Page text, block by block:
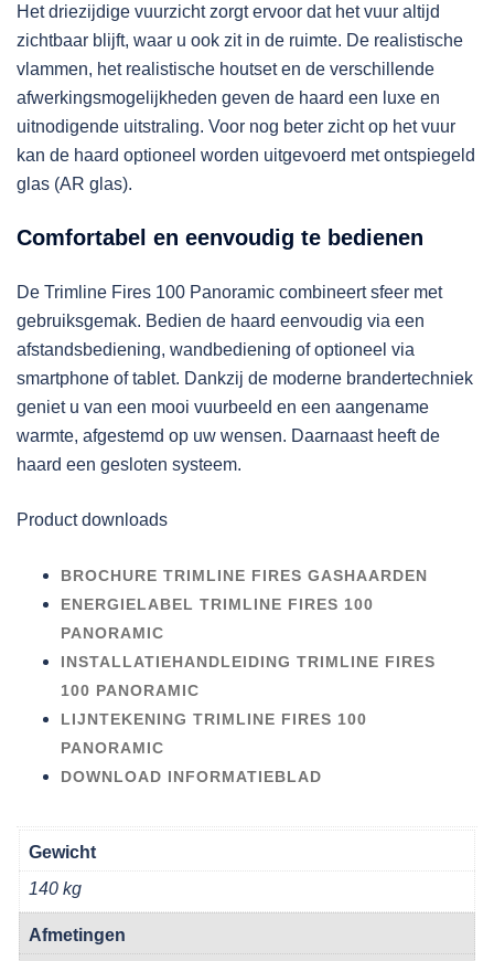
Het driezijdige vuurzicht zorgt ervoor dat het vuur altijd
zichtbaar blijft, waar u ook zit in de ruimte. De realistische
vlammen, het realistische houtset en de verschillende
afwerkingsmogelijkheden geven de haard een luxe en
uitnodigende uitstraling. Voor nog beter zicht op het vuur
kan de haard optioneel worden uitgevoerd met ontspiegeld
glas (AR glas).
Comfortabel en eenvoudig te bedienen
De Trimline Fires 100 Panoramic combineert sfeer met
gebruiksgemak. Bedien de haard eenvoudig via een
afstandsbediening, wandbediening of optioneel via
smartphone of tablet. Dankzij de moderne brandertechniek
geniet u van een mooi vuurbeeld en een aangename
warmte, afgestemd op uw wensen. Daarnaast heeft de
haard een gesloten systeem.
Product downloads
BROCHURE TRIMLINE FIRES GASHAARDEN
ENERGIELABEL TRIMLINE FIRES 100
PANORAMIC
INSTALLATIEHANDLEIDING TRIMLINE FIRES
100 PANORAMIC
LIJNTEKENING TRIMLINE FIRES 100
PANORAMIC
DOWNLOAD INFORMATIEBLAD
Gewicht
140 kg
Afmetingen